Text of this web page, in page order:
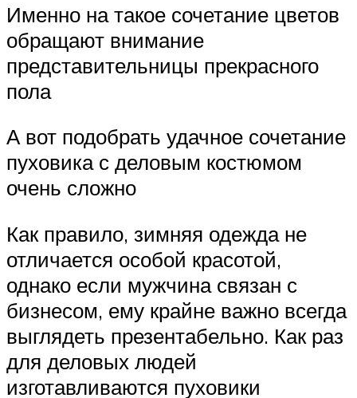
Именно на такое сочетание цветов
обращают внимание
представительницы прекрасного
пола
А вот подобрать удачное сочетание
пуховика с деловым костюмом
очень сложно
Как правило, зимняя одежда не
отличается особой красотой,
однако если мужчина связан с
бизнесом, ему крайне важно всегда
выглядеть презентабельно. Как раз
для деловых людей
изготавливаются пуховики